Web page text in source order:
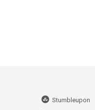
Stumbleupon